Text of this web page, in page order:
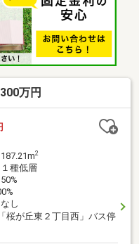
万円
2
種低層
し
桜が丘東２丁目西」バス停